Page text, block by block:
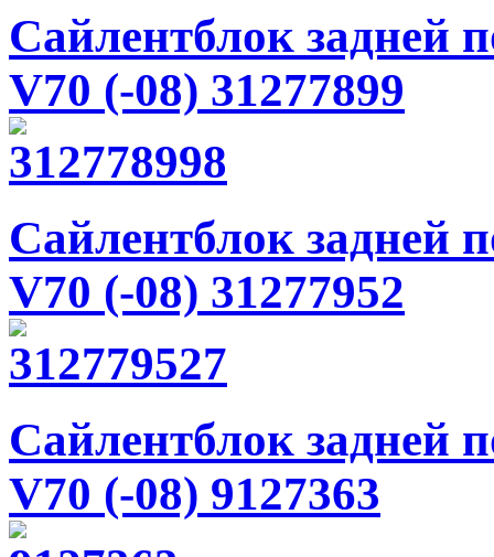
Сайлентблок задней
V70 (-08) 31277899
Сайлентблок задней
V70 (-08) 31277952
Сайлентблок задней
V70 (-08) 9127363